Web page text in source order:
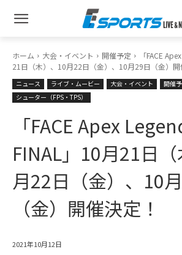
ホーム 大会・イベント 開催予定
「FACE
21日（木）、10月22日（金）、10月29日（金）開
ニュース ライブ・ムービー 大会・イベント
開催
シューター（FPS・TPS）
「FACE Apex
FINAL」10月21日
月22日（金）、10
（金）開催決定！
2021年10月12日